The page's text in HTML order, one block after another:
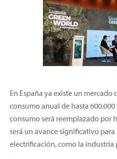
En España ya existe un
consumo anual de hasta
consumo será reemplazado por
será un avance significativo
electrificación, como la industria